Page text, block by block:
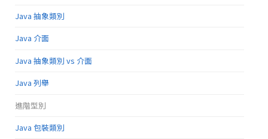
Java 抽象類別
Java 介面
Java 抽象類別 vs 介面
Java 列舉
進階型別
Java 包裝類別